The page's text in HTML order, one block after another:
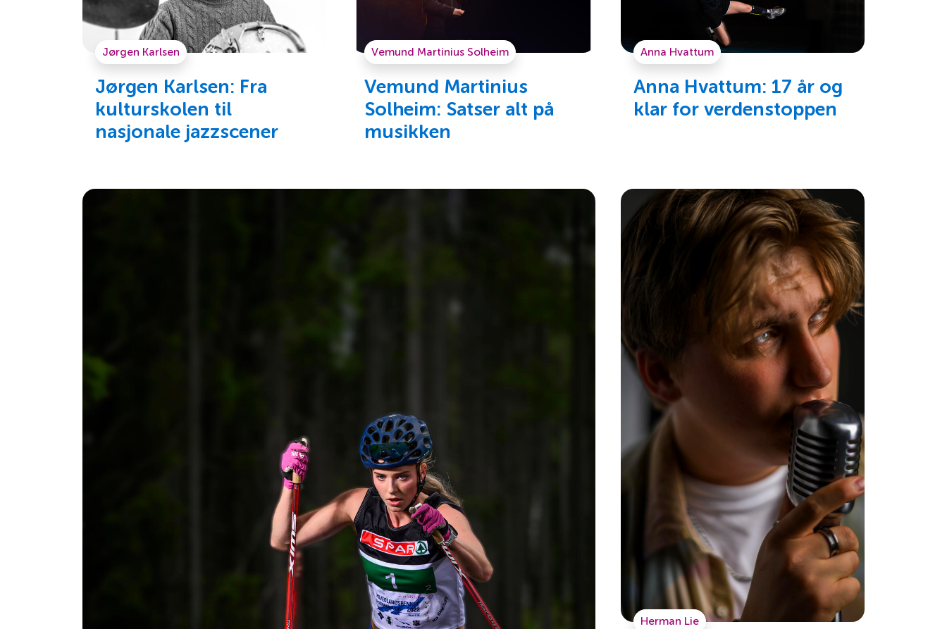
Jørgen Karlsen
Jørgen Karlsen: Fra
kulturskolen til
nasjonale jazzscener
Vemund Martinius Solheim
Vemund Martinius
Solheim: Satser alt på
musikken
Anna Hvattum
Anna Hvattum: 17 år og
klar for verdenstoppen
Herman Lie
100 historier
Talentstipend
Fellesprosjekt
Lag og foreninger
Om Vi Heier
Tips oss Artikler
Veien til VM